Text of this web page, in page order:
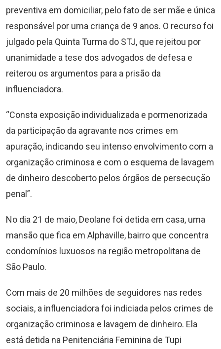
preventiva em domiciliar, pelo fato de ser mãe e única
responsável por uma criança de 9 anos. O recurso foi
julgado pela Quinta Turma do STJ, que rejeitou por
unanimidade a tese dos advogados de defesa e
reiterou os argumentos para a prisão da
influenciadora.
“Consta exposição individualizada e pormenorizada
da participação da agravante nos crimes em
apuração, indicando seu intenso envolvimento com a
organização criminosa e com o esquema de lavagem
de dinheiro descoberto pelos órgãos de persecução
penal”.
No dia 21 de maio, Deolane foi detida em casa, uma
mansão que fica em Alphaville, bairro que concentra
condomínios luxuosos na região metropolitana de
São Paulo.
Com mais de 20 milhões de seguidores nas redes
sociais, a influenciadora foi indiciada pelos crimes de
organização criminosa e lavagem de dinheiro. Ela
está detida na Penitenciária Feminina de Tupi